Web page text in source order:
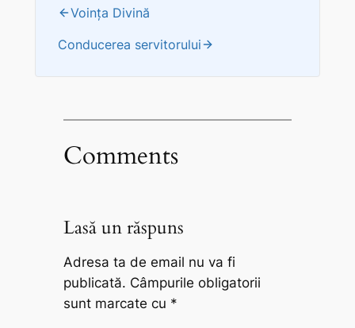
Voința Divină
Conducerea servitorului
Comments
Lasă un răspuns
Adresa ta de email nu va fi
publicată. Câmpurile obligatorii
sunt marcate cu *